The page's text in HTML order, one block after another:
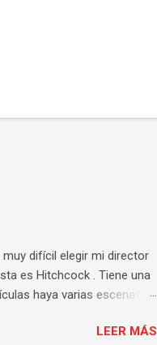
difícil elegir mi director
es Hitchcock . Tiene una
haya varias escenas
más veces. Así que me
LEER MÁS